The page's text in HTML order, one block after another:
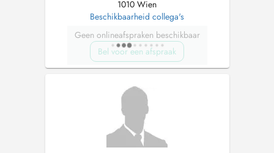
1010 Wien
Beschikbaarheid collega's
Geen onlineafspraken beschikbaar
Bel voor een afspraak